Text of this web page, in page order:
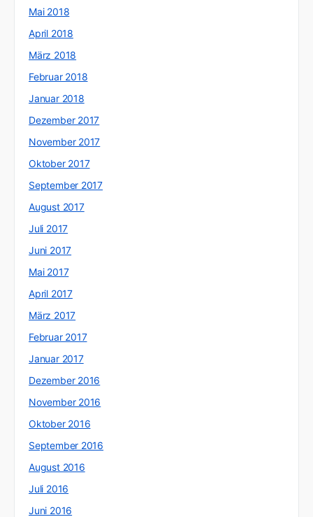
Mai 2018
April 2018
März 2018
Februar 2018
Januar 2018
Dezember 2017
November 2017
Oktober 2017
September 2017
August 2017
Juli 2017
Juni 2017
Mai 2017
April 2017
März 2017
Februar 2017
Januar 2017
Dezember 2016
November 2016
Oktober 2016
September 2016
August 2016
Juli 2016
Juni 2016